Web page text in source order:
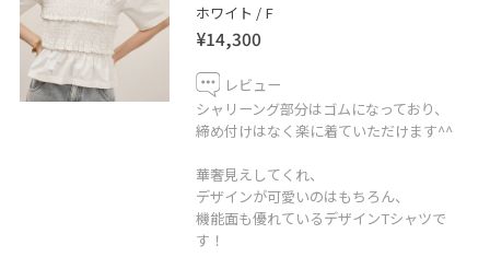
デザインが可愛いのはもちろん、
機能面がとても優れており、
UVカット・接触冷感・防シワ・遮熱の四拍子！
酷暑でもたくさん着ていただけます！
ホワイト / F
¥14,300
レビュー
シャリーング部分はゴムになっており、
締め付けはなく楽に着ていただけます^^
華奢見えしてくれ、
デザインが可愛いのはもちろん、
機能面も優れているデザインTシャツで
す！